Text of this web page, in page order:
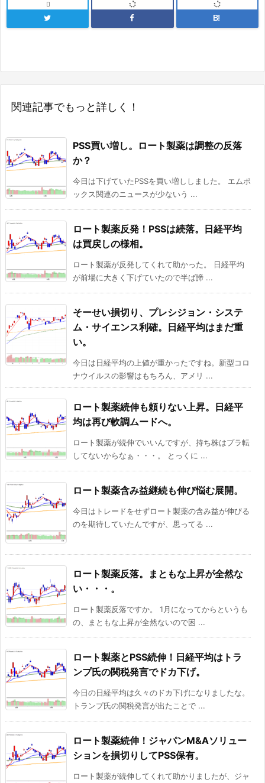

B!
関連記事でもっと詳しく！
PSS買い増し。ロート製薬は調整の反落
か？
今日は下げていたPSSを買い増ししました。 エムポ
ックス関連のニュースが少ないう ...
ロート製薬反発！PSSは続落。日経平均
は買戻しの様相。
ロート製薬が反発してくれて助かった。 日経平均
が前場に大きく下げていたので半ば諦 ...
そーせい損切り、プレシジョン・システ
ム・サイエンス利確。日経平均はまだ重
い。
今日は日経平均の上値が重かったですね。新型コロ
ナウイルスの影響はもちろん、アメリ ...
ロート製薬続伸も頼りない上昇。日経平
均は再び軟調ムードへ。
ロート製薬が続伸でいいんですが、持ち株はプラ転
してないからなぁ・・・。 とっくに ...
ロート製薬含み益継続も伸び悩む展開。
今日はトレードをせずロート製薬の含み益が伸びる
のを期待していたんですが、思ってる ...
ロート製薬反落。まともな上昇が全然な
い・・・。
ロート製薬反落ですか。 1月になってからというも
の、まともな上昇が全然ないので困 ...
ロート製薬とPSS続伸！日経平均はトラ
ンプ氏の関税発言でドカ下げ。
今日の日経平均は久々のドカ下げになりましたな。
トランプ氏の関税発言が出たことで ...
ロート製薬続伸！ジャパンM&Aソリュー
ションを損切りしてPSS保有。
ロート製薬が続伸してくれて助かりましたが、ジャ